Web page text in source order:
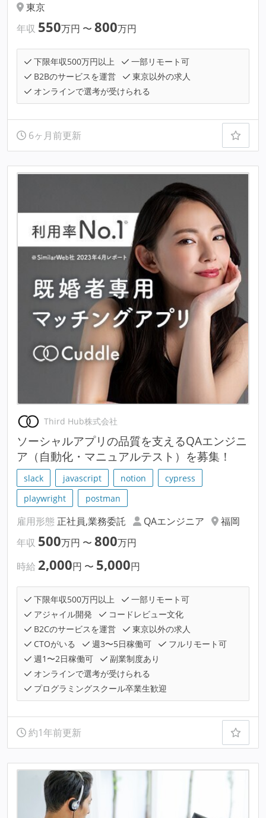
東京
年収 550万円 〜 800万円
下限年収500万円以上
一部リモート可
B2Bのサービスを運営
東京以外の求人
オンラインで選考が受けられる
6ヶ月前更新
Third Hub株式会社
ソーシャルアプリの品質を支えるQAエンジニ
ア（自動化・マニュアルテスト）を募集！
slack javascript notion
cypress
playwright
postman
雇用形態 正社員,業務委託 QAエンジニア
福岡
年収 500万円 〜 800万円
時給 2,000円 〜 5,000円
下限年収500万円以上
一部リモート可
アジャイル開発
コードレビュー文化
B2Cのサービスを運営
東京以外の求人
CTOがいる
週3〜5日稼働可
フルリモート可
週1〜2日稼働可
副業制度あり
オンラインで選考が受けられる
プログラミングスクール卒業生歓迎
約1年前更新